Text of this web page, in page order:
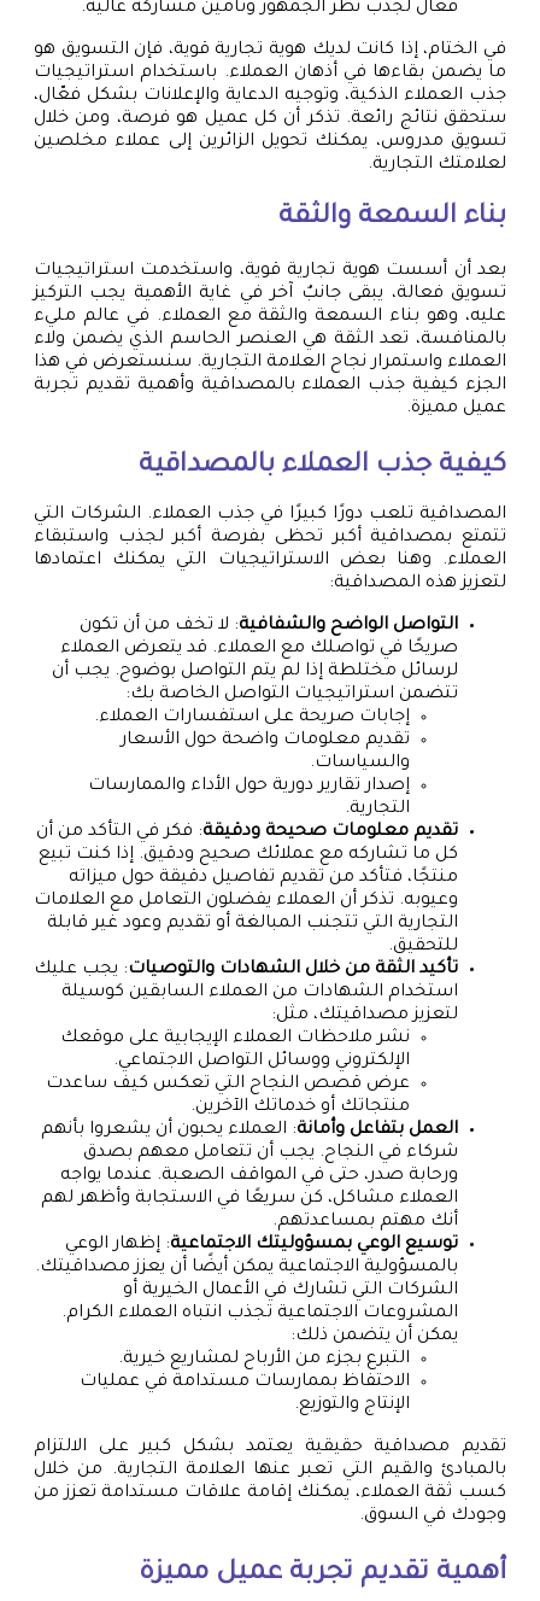
فعال لجذب نظر الجمهور وتأمين مشاركة عالية.
في الختام، إذا كانت لديك هوية تجارية قوية، فإن التسويق هو
ما يضمن بقاءها في أذهان العملاء. باستخدام استراتيجيات
جذب العملاء الذكية، وتوجيه الدعاية والإعلانات بشكل فعّال،
ستحقق نتائج رائعة. تذكر أن كل عميل هو فرصة، ومن خلال
تسويق مدروس، يمكنك تحويل الزائرين إلى عملاء مخلصين
لعلامتك التجارية.
بناء السمعة والثقة
بعد أن أسست هوية تجارية قوية، واستخدمت استراتيجيات
تسويق فعالة، يبقى جانبٌ آخر في غاية الأهمية يجب التركيز
عليه، وهو بناء السمعة والثقة مع العملاء. في عالم مليء
بالمنافسة، تعد الثقة هي العنصر الحاسم الذي يضمن ولاء
العملاء واستمرار نجاح العلامة التجارية. سنستعرض في هذا
الجزء كيفية جذب العملاء بالمصداقية وأهمية تقديم تجربة
عميل مميزة.
كيفية جذب العملاء بالمصداقية
المصداقية تلعب دورًا كبيرًا في جذب العملاء. الشركات التي
تتمتع بمصداقية أكبر تحظى بفرصة أكبر لجذب واستبقاء
العملاء. وهنا بعض الاستراتيجيات التي يمكنك اعتمادها
لتعزيز هذه المصداقية:
التواصل الواضح والشفافية: لا تخف من أن تكون
صريحًا في تواصلك مع العملاء. قد يتعرض العملاء
لرسائل مختلطة إذا لم يتم التواصل بوضوح. يجب أن
تتضمن استراتيجيات التواصل الخاصة بك:
إجابات صريحة على استفسارات العملاء.
تقديم معلومات واضحة حول الأسعار
والسياسات.
إصدار تقارير دورية حول الأداء والممارسات
التجارية.
تقديم معلومات صحيحة ودقيقة: فكر في التأكد من أن
كل ما تشاركه مع عملائك صحيح ودقيق. إذا كنت تبيع
منتجًا، فتأكد من تقديم تفاصيل دقيقة حول ميزاته
وعيوبه. تذكر أن العملاء يفضلون التعامل مع العلامات
التجارية التي تتجنب المبالغة أو تقديم وعود غير قابلة
للتحقيق.
تأكيد الثقة من خلال الشهادات والتوصيات: يجب عليك
استخدام الشهادات من العملاء السابقين كوسيلة
لتعزيز مصداقيتك، مثل:
نشر ملاحظات العملاء الإيجابية على موقعك
الإلكتروني ووسائل التواصل الاجتماعي.
عرض قصص النجاح التي تعكس كيف ساعدت
منتجاتك أو خدماتك الآخرين.
العمل بتفاعل وأمانة: العملاء يحبون أن يشعروا بأنهم
شركاء في النجاح. يجب أن تتعامل معهم بصدق
ورحابة صدر، حتى في المواقف الصعبة. عندما يواجه
العملاء مشاكل، كن سريعًا في الاستجابة وأظهر لهم
أنك مهتم بمساعدتهم.
توسيع الوعي بمسؤوليتك الاجتماعية: إظهار الوعي
بالمسؤولية الاجتماعية يمكن أيضًا أن يعزز مصداقيتك.
الشركات التي تشارك في الأعمال الخيرية أو
المشروعات الاجتماعية تجذب انتباه العملاء الكرام.
يمكن أن يتضمن ذلك:
التبرع بجزء من الأرباح لمشاريع خيرية.
الاحتفاظ بممارسات مستدامة في عمليات
الإنتاج والتوزيع.
تقديم مصداقية حقيقية يعتمد بشكل كبير على الالتزام
بالمبادئ والقيم التي تعبر عنها العلامة التجارية. من خلال
كسب ثقة العملاء، يمكنك إقامة علاقات مستدامة تعزز من
وجودك في السوق.
أهمية تقديم تجربة عميل مميزة